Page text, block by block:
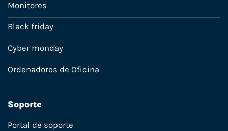
Monitores
Black friday
Cyber monday
Ordenadores de Oficina
Soporte
Portal de soporte